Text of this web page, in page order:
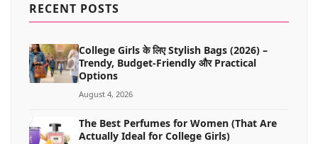
RECENT POSTS
College Girls के लिए Stylish Bags (2026) –
Trendy, Budget-Friendly और Practical
Options
August 4, 2026
The Best Perfumes for Women (That Are
Actually Ideal for College Girls)